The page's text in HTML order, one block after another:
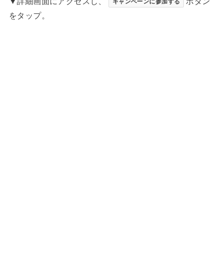
をタップ。